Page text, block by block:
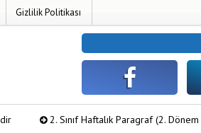
Gizlilik Politikası
2. Sınıf Haftalık Paragraf (2. Dönem 16.